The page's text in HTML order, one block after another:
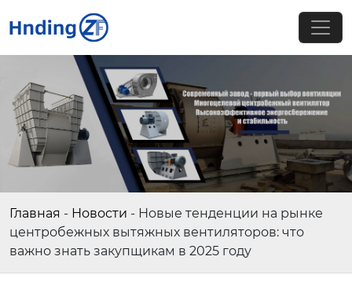
Главная - Новости - Новые тенденции на рынке
центробежных вытяжных вентиляторов: что
важно знать закупщикам в 2025 году